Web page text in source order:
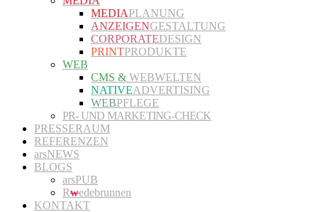
MEDIAPLANUNG
ANZEIGENGESTALTUNG
CORPORATEDESIGN
PRINTPRODUKTE
WEB
CMS & WEBWELTEN
NATIVEADVERTISING
WEBPFLEGE
PR- UND MARKETING-CHECK
PRESSERAUM
REFERENZEN
arsNEWS
BLOGS
arsPUB
Rwedebrunnen
KONTAKT